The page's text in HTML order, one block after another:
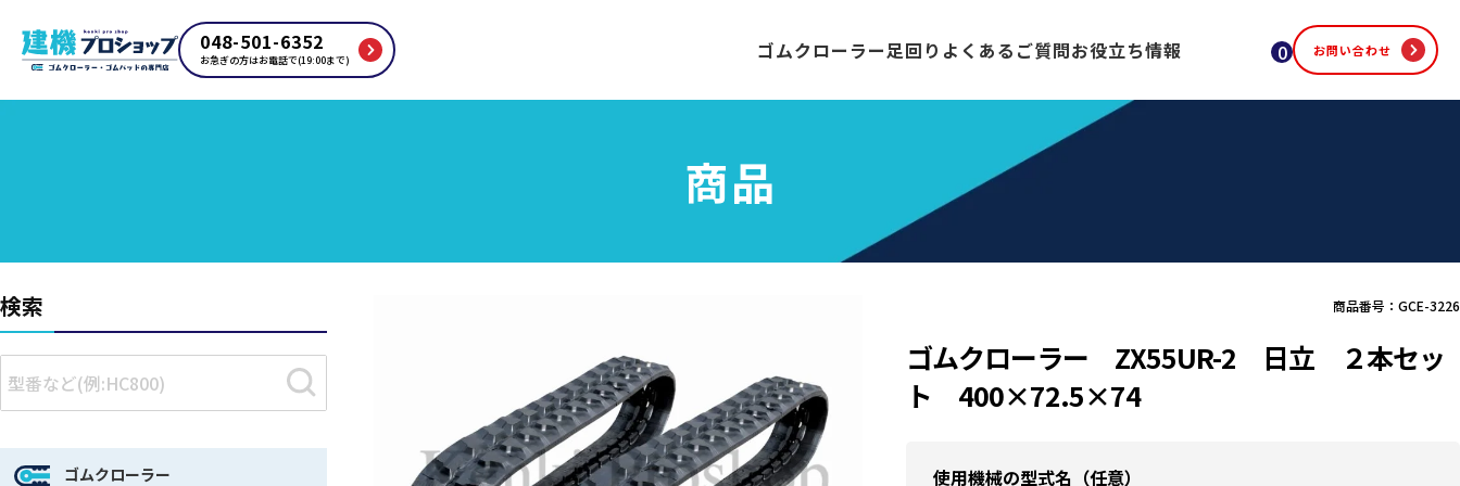
048-501-6352
お急ぎの方はお電話で(19:00まで) ゴムクローラー足回り よくあるご質問お役立ち情報 0 お問い合わせ
商品
商品番号：GCE-3226
ゴムクローラー ZX55UR-2 日立 ２本セッ
ト 400×72.5×74
使用機械の型式名（任意）
検索
ゴムクローラー